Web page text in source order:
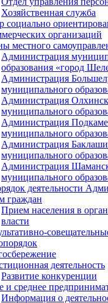
Хозяйственная служба
социально
организаций
местного
Администрация
образования «город
Администрация
муниципального
Администрация
муниципального
Администрация
муниципального
Администрация
муниципального
Администрация
муниципального
деятельности
граждан
Прием населения в
власти
деятельность
Развитие конкуренции
и среднее
Информация о